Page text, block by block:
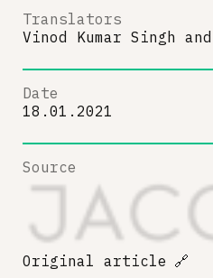
Translators
Vinod Kumar Singh and
Date
18.01.2021
Source
Original article 🔗